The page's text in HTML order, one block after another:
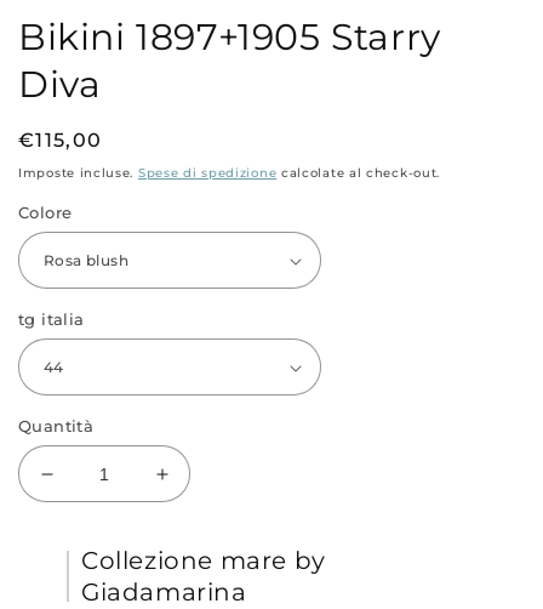
1
in
finestra
modale
Bikini 1897+1905 Starry
Diva
Prezzo
di
€115,00
Imposte incluse. Spese di spedizione calcolate al check-out.
Colore
tg italia
Quantità
Diminuisci
quantità
Bikini
1897+1905
Aumenta
quantità
Bikini
1897+1905
Collezione mare by
Giadamarina